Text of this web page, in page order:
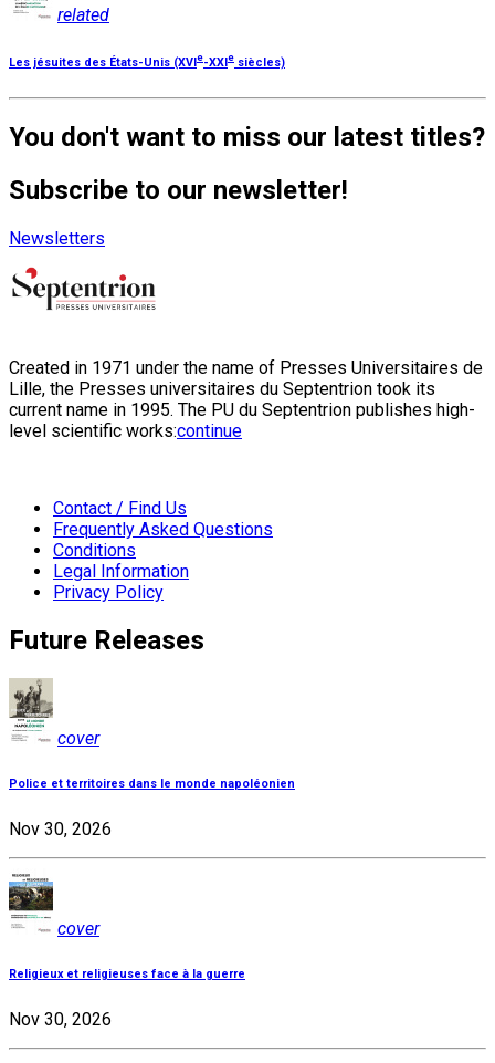
related
Les jésuites des États-Unis (XVI e-XXI e siècles)
You don't want to miss our latest titles?
Subscribe to our newsletter!
Newsletters
Created in 1971 under the name of Presses Universitaires de
Lille, the Presses universitaires du Septentrion took its
current name in 1995. The PU du Septentrion publishes high-
level scientific works:continue
Contact / Find Us
Frequently Asked Questions
Conditions
Legal Information
Privacy Policy
Future Releases
cover
Police et territoires dans le monde napoléonien
Nov 30, 2026
cover
Religieux et religieuses face à la guerre
Nov 30, 2026